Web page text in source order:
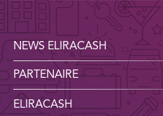
NEWS ELIRACASH
PARTENAIRE
ELIRACASH